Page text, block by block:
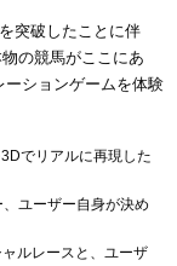
突破したことに伴
の競馬がここにあ
ーションゲームを体験
でリアルに再現した
ユーザー自身が決め
ルレースと、ユーザ